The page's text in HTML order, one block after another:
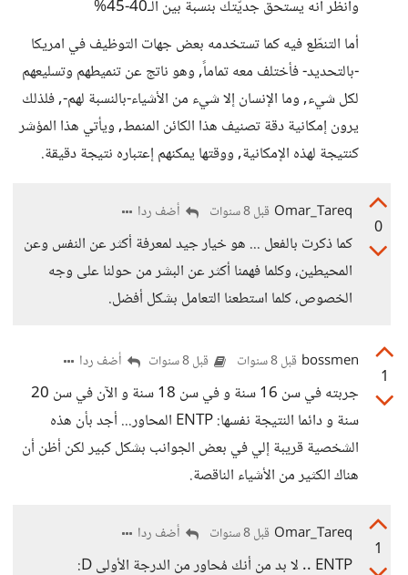
وأنظر أنه يستحق جديّتك بنسبة بين الـ40-45%
أما التنطّع فيه كما تستخدمه بعض جهات التوظيف في امريكا
-بالتحديد- فأختلف معه تماماً, وهو ناتج عن تنميطهم وتسليعهم
لكل شيء, وما الإنسان إلا شيء من الأشياء-بالنسبة لهم-, فلذلك
يرون إمكانية دقة تصنيف هذا الكائن المنمط, ويأتي هذا المؤشر
كنتيجة لهذه الإمكانية, ووقتها يمكنهم إعتباره نتيجة دقيقة.
0
Omar_Tareq قبل 8 سنوات أضف ردا
كما ذكرت بالفعل ... هو خيار جيد لمعرفة أكثر عن النفس وعن
المحيطين، وكلما فهمنا أكثر عن البشر من حولنا على وجه
الخصوص، كلما استطعنا التعامل بشكل أفضل.
1
bossmen قبل 8 سنوات قبل 8 سنوات أضف ردا
جربته في سن 16 سنة و في سن 18 سنة و الآن في سن 20
سنة و دائما النتيجة نفسها: ENTP المحاور... أجد بأن هذه
الشخصية قريبة إلي في بعض الجوانب بشكل كبير لكن أظن أن
هناك الكثير من الأشياء الناقصة.
1
Omar_Tareq قبل 8 سنوات أضف ردا
ENTP .. لا بد من أنك مُحاور من الدرجة الأولى D: